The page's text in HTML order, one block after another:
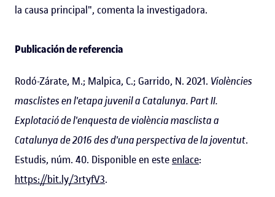
la causa principal", comenta la investigadora.
Publicación de referencia
Rodó-Zárate, M.; Malpica, C.; Garrido, N. 2021. Violències
masclistes en l'etapa juvenil a Catalunya. Part II.
Explotació de l'enquesta de violència masclista a
Catalunya de 2016 des d'una perspectiva de la joventut.
Estudis, núm. 40. Disponible en esteenlace:
https://bit.ly/3rtyfV3.